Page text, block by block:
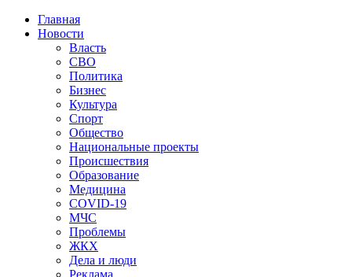
Главная
Новости
Власть
СВО
Политика
Бизнес
Культура
Спорт
Общество
Национальные проекты
Происшествия
Образование
Медицина
COVID-19
МЧС
Проблемы
ЖКХ
Дела и люди
Реклама